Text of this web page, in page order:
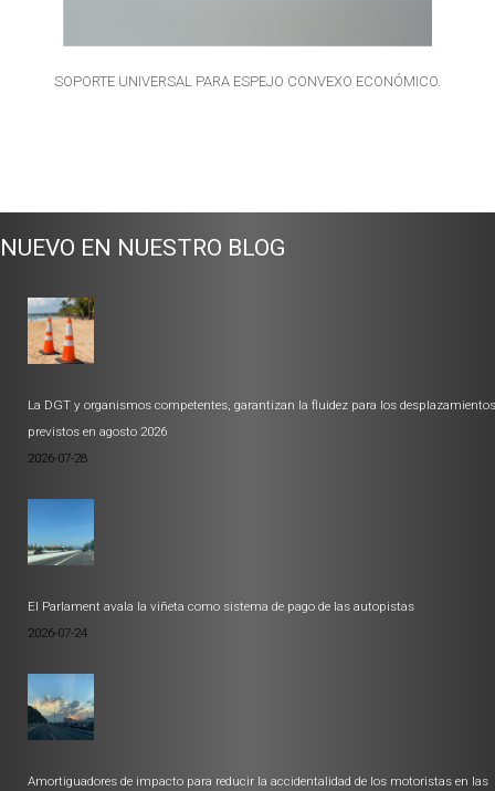
SOPORTE UNIVERSAL PARA ESPEJO CONVEXO ECONÓMICO.
NUEVO EN NUESTRO BLOG
La DGT y organismos competentes, garantizan la fluidez para los desplazamientos
previstos en agosto 2026
2026-07-28
El Parlament avala la viñeta como sistema de pago de las autopistas
2026-07-24
Amortiguadores de impacto para reducir la accidentalidad de los motoristas en las